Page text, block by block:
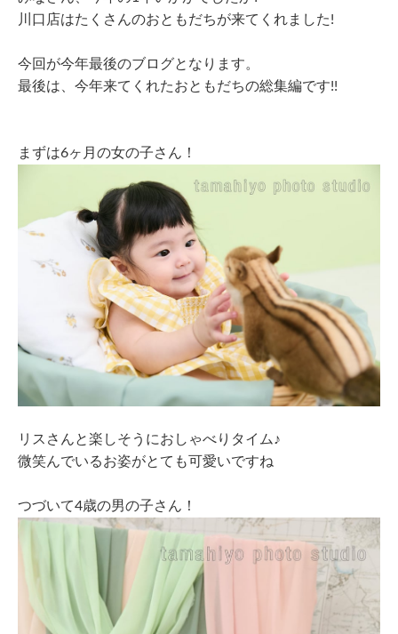
川口店はたくさんのおともだちが来てくれました!
今回が今年最後のブログとなります。
最後は、今年来てくれたおともだちの総集編です!!
まずは6ヶ月の女の子さん！
リスさんと楽しそうにおしゃべりタイム♪
微笑んでいるお姿がとても可愛いですね
つづいて4歳の男の子さん！